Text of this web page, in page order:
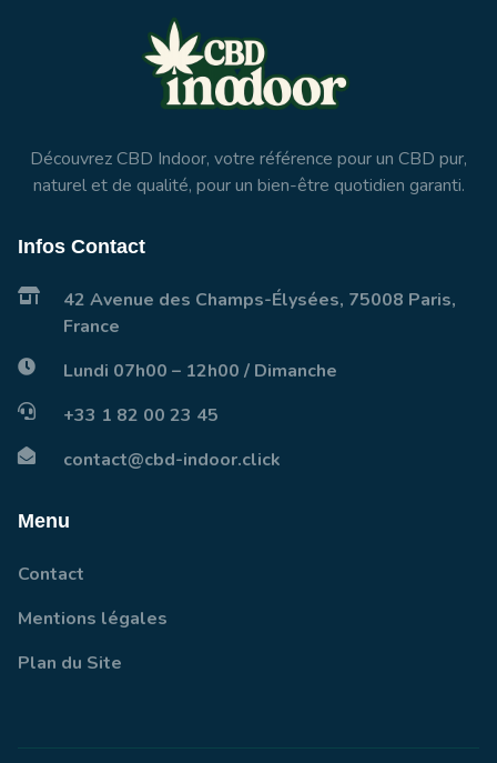
Découvrez CBD Indoor, votre référence pour un CBD pur,
naturel et de qualité, pour un bien-être quotidien garanti.
Infos Contact
42 Avenue des Champs-Élysées, 75008 Paris,
France
Lundi 07h00 – 12h00 / Dimanche
+33 1 82 00 23 45
contact@cbd-indoor.click
Menu
Contact
Mentions légales
Plan du Site